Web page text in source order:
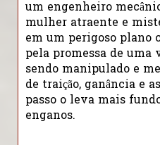
um engenheiro
mulher atraente e
em um perigoso plano
pela promessa de uma
sendo manipulado e
de traição, ganância e
passo o leva mais
enganos.